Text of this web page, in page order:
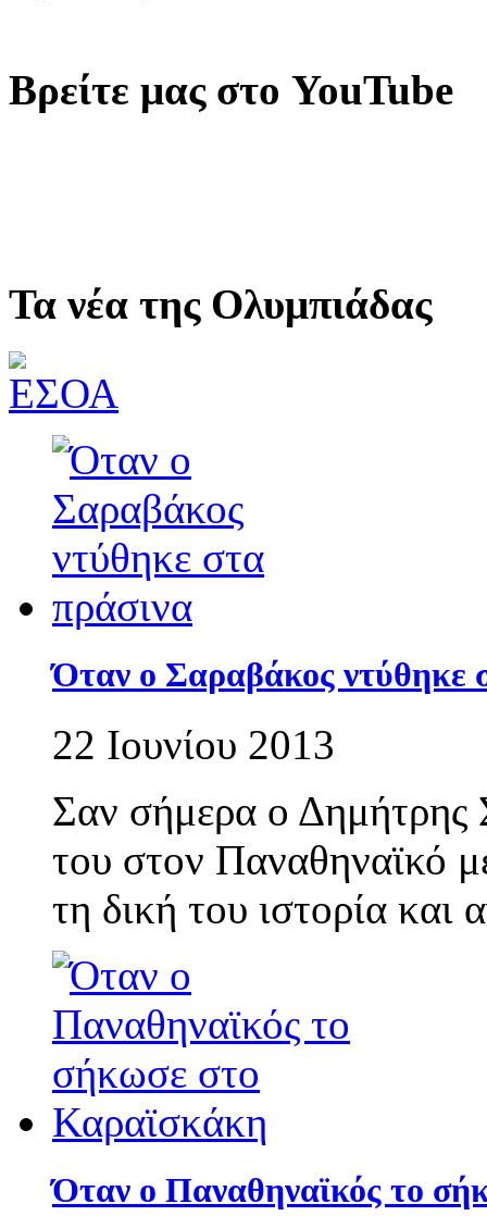
Βρείτε μας στο YouTube
Τα νέα της Ολυμπιάδας
Όταν ο Σαραβάκος ντύθηκε
22 Ιουνίου 2013
Σαν σήμερα ο Δημήτρης
του στον Παναθηναϊκό
τη δική του ιστορία και
Όταν ο Παναθηναϊκός το